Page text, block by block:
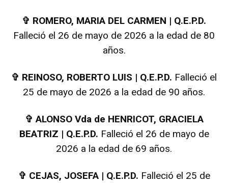
✞ ROMERO, MARIA DEL CARMEN | Q.E.P.D.
Falleció el 26 de mayo de 2026 a la edad de 80
años.
✞ REINOSO, ROBERTO LUIS | Q.E.P.D. Falleció el
25 de mayo de 2026 a la edad de 90 años.
✞ALONSO Vda de HENRICOT, GRACIELA
BEATRIZ | Q.E.P.D. Falleció el 26 de mayo de
2026 a la edad de 69 años.
✞ CEJAS, JOSEFA | Q.E.P.D. Falleció el 25 de